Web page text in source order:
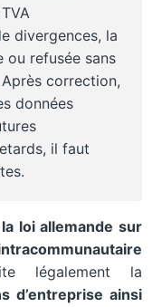
divergences, la
ou refusée sans
correction,
données
il faut
loi allemande sur
légalement la
d’entreprise ainsi